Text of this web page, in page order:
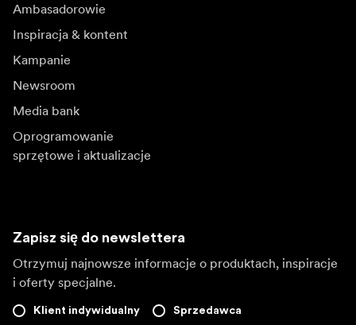
Ambasadorowie
Inspiracja & kontent
Kampanie
Newsroom
Media bank
Oprogramowanie
sprzętowe i aktualizacje
Zapisz się do newslettera
Otrzymuj najnowsze informacje o produktach, inspiracje
i oferty specjalne.
Klient indywidualny Sprzedawca